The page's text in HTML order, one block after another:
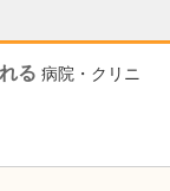
る 病院・クリニ